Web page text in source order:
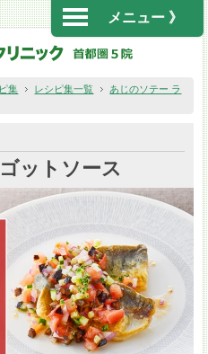
メニュー 》
集 レシピ集一覧
あじのソテー ラ
ットソース